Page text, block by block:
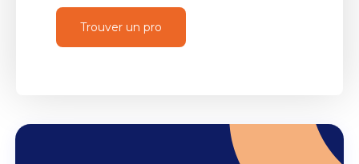
Trouver un pro